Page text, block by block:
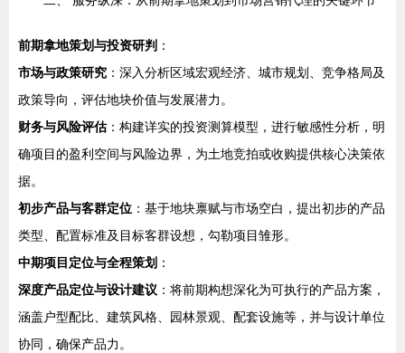
前期拿地策划与投资研判 ：
市场与政策研究 ：深入分析区域宏观经济、城市规划、竞争格局及
政策导向，评估地块价值与发展潜力。
财务与风险评估：构建详实的投资测算模型，进行敏感性分析，明
确项目的盈利空间与风险边界，为土地竞拍或收购提供核心决策依
据。
初步产品与客群定位 ：基于地块禀赋与市场空白，提出初步的产品
类型、配置标准及目标客群设想，勾勒项目雏形。
中期项目定位与全程策划 ：
深度产品定位与设计建议 ：将前期构想深化为可执行的产品方案，
涵盖户型配比、建筑风格、园林景观、配套设施等，并与设计单位
协同，确保产品力。